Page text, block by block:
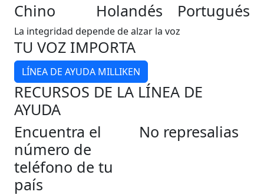
Chino
Holandés Portugués
La integridad depende de alzar la voz
TU VOZ IMPORTA
LÍNEA DE AYUDA MILLIKEN
RECURSOS DE LA LÍNEA DE
AYUDA
Encuentra el
número de
teléfono de tu
país
No represalias